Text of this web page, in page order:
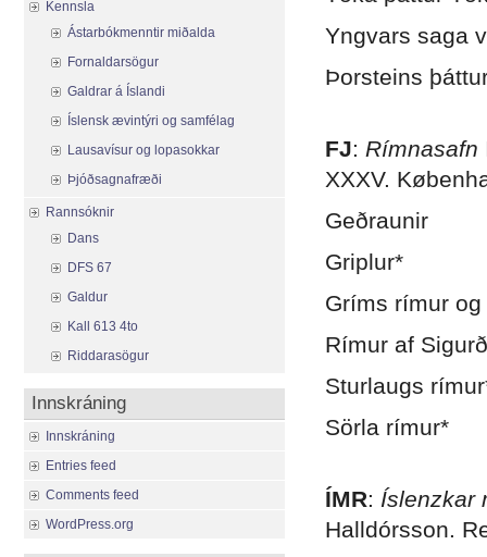
Yngvars saga
Þorsteins
FJ: Rímnasafn
XXXV.
Geðraunir
Griplur*
Gríms rímur
Rímur af
Sturlaugs
Sörla rímur*
ÍMR: Íslenzkar
Halldórsson.
Kennsla
Ástarbókmenntir miðalda
Fornaldarsögur
Galdrar á Íslandi
Íslensk ævintýri og samfélag
Lausavísur og lopasokkar
Þjóðsagnafræði
Rannsóknir
Dans
DFS 67
Galdur
Kall 613 4to
Riddarasögur
Innskráning
Innskráning
Entries feed
Comments feed
WordPress.org